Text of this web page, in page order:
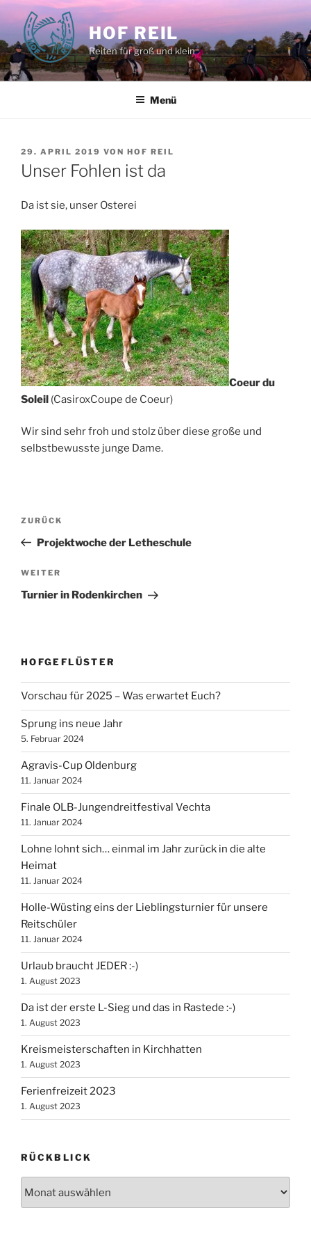
Zum
Inhalt
springen
HOF REIL
Reiten für groß und klein
Menü
VERÖFFENTLICHT
AM
29. APRIL 2019 VON HOF REIL
Unser Fohlen ist da
Da ist sie, unser Osterei
Coeur du
Soleil (CasiroxCoupe de Coeur)
Wir sind sehr froh und stolz über diese große und
selbstbewusste junge Dame.
Beitragsnavigation
Vorheriger
Beitrag
ZURÜCK
Projektwoche der Letheschule
Nächster
Beitrag
WEITER
Turnier in Rodenkirchen
HOFGEFLÜSTER
Vorschau für 2025 – Was erwartet Euch?
Sprung ins neue Jahr
5. Februar 2024
Agravis-Cup Oldenburg
11. Januar 2024
Finale OLB-Jungendreitfestival Vechta
11. Januar 2024
Lohne lohnt sich… einmal im Jahr zurück in die alte
Heimat
11. Januar 2024
Holle-Wüsting eins der Lieblingsturnier für unsere
Reitschüler
11. Januar 2024
Urlaub braucht JEDER :-)
1. August 2023
Da ist der erste L-Sieg und das in Rastede :-)
1. August 2023
Kreismeisterschaften in Kirchhatten
1. August 2023
Ferienfreizeit 2023
1. August 2023
RÜCKBLICK